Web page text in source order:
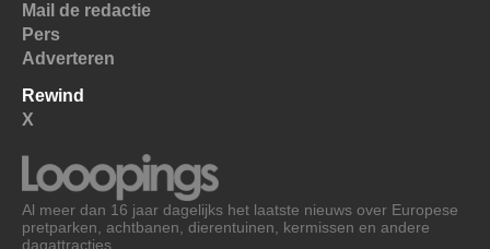
Mail de redactie
Pers
Adverteren
Rewind
X
Al meer dan 16 jaar dagelijks het laatste nieuws over Europese
pretparken, achtbanen, dierentuinen, kermissen en andere
dagattracties.